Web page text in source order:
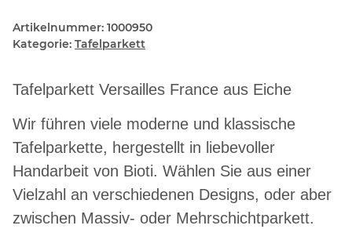
Artikelnummer: 1000950
Kategorie: Tafelparkett
Tafelparkett Versailles France aus Eiche
Wir führen viele moderne und klassische
Tafelparkette, hergestellt in liebevoller
Handarbeit von Bioti. Wählen Sie aus einer
Vielzahl an verschiedenen Designs, oder aber
zwischen Massiv- oder Mehrschichtparkett.